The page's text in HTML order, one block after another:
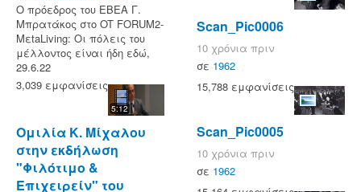
Ο πρόεδρος του ΕΒΕΑ Γ.
Μπρατάκος στο OT FORUM2-
MεtaLiving: Οι πόλεις του
μέλλοντος είναι ήδη εδώ,
29.6.22
3,039 εμφανίσεις
5:12
Ομιλία Κ. Μίχαλου
στην εκδήλωση
"Φιλότιμο &
Επιχειρείν" του
Scan_Pic0006
10 χρόνια πριν
σε 1962
15,788 εμφανίσεις
Scan_Pic0005
10 χρόνια πριν
σε 1962